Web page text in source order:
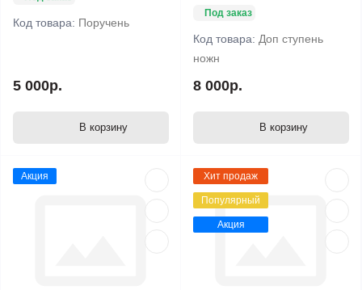
Код товара: Поручень
5 000р.
В корзину
Под заказ
Код товара: Доп ступень
ножн
8 000р.
В корзину
Акция Хит продаж
Популярный
Акция